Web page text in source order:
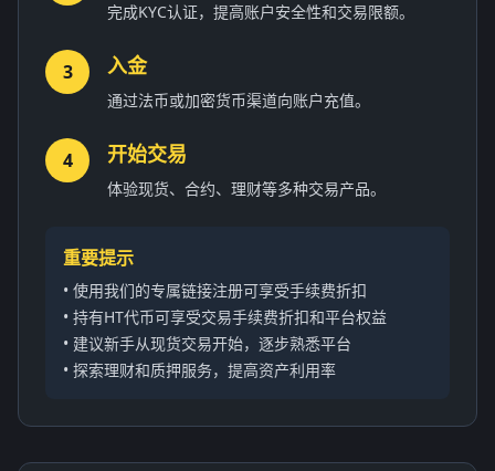
完成KYC认证，提高账户安全性和交易限额。
3 入金
通过法币或加密货币渠道向账户充值。
4 开始交易
体验现货、合约、理财等多种交易产品。
重要提示
• 使用我们的专属链接注册可享受手续费折扣
• 持有HT代币可享受交易手续费折扣和平台权益
• 建议新手从现货交易开始，逐步熟悉平台
• 探索理财和质押服务，提高资产利用率